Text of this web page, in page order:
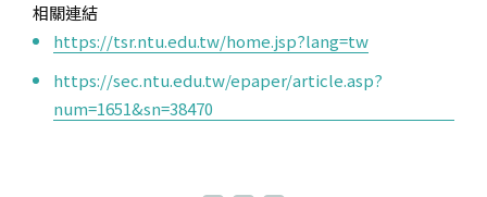
相關連結
https://tsr.ntu.edu.tw/home.jsp?lang=tw
https://sec.ntu.edu.tw/epaper/article.asp?
num=1651&sn=38470